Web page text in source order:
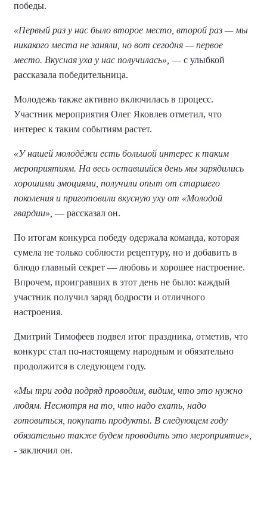
победы.
«Первый раз у нас было второе место, второй раз — мы
никакого места не заняли, но вот сегодня — первое
место. Вкусная уха у нас получилась», — с улыбкой
рассказала победительница.
Молодежь также активно включилась в процесс.
Участник мероприятия Олег Яковлев отметил, что
интерес к таким событиям растет.
«У нашей молодёжи есть большой интерес к таким
мероприятиям. На весь оставшийся день мы зарядились
хорошими эмоциями, получили опыт от старшего
поколения и приготовили вкусную уху от «Молодой
гвардии», — рассказал он.
По итогам конкурса победу одержала команда, которая
сумела не только соблюсти рецептуру, но и добавить в
блюдо главный секрет — любовь и хорошее настроение.
Впрочем, проигравших в этот день не было: каждый
участник получил заряд бодрости и отличного
настроения.
Дмитрий Тимофеев подвел итог праздника, отметив, что
конкурс стал по-настоящему народным и обязательно
продолжится в следующем году.
«Мы три года подряд проводим, видим, что это нужно
людям. Несмотря на то, что надо ехать, надо
готовиться, покупать продукты. В следующем году
обязательно также будем проводить это мероприятие»,
- заключил он.